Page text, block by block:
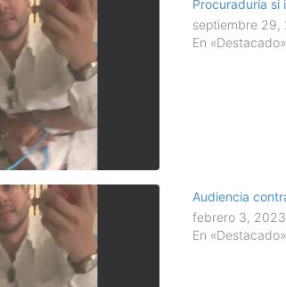
Procuraduría sí
septiembre 29,
En «Destacado»
Audiencia
febrero 3, 2023
En «Destacado»